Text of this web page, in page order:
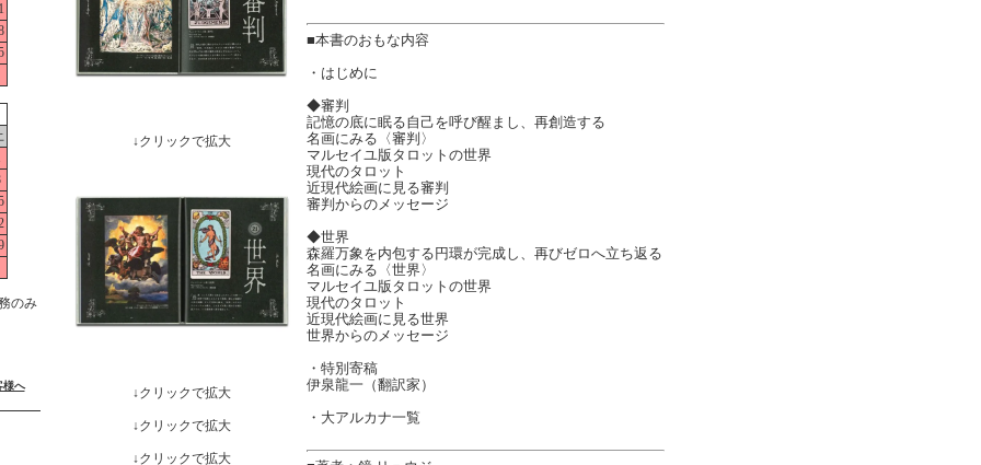
のみ
様へ
↓クリックで拡大
↓クリックで拡大
↓クリックで拡大
↓クリックで拡大
■本書のおもな内容
・はじめに
◆審判
記憶の底に眠る自己を呼び醒まし、再創造する
名画にみる〈審判〉
マルセイユ版タロットの世界
現代のタロット
近現代絵画に見る審判
審判からのメッセージ
◆世界
森羅万象を内包する円環が完成し、再びゼロへ立ち返る
名画にみる〈世界〉
マルセイユ版タロットの世界
現代のタロット
近現代絵画に見る世界
世界からのメッセージ
・特別寄稿
伊泉龍一（翻訳家）
・大アルカナ一覧